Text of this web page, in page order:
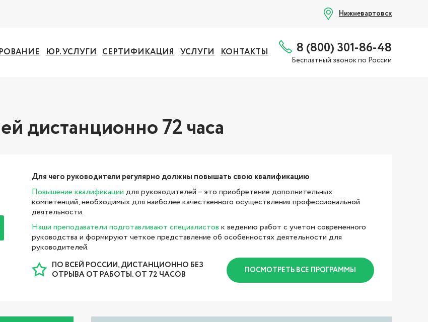
Нижневартовск
ЮР. УСЛУГИ СЕРТИФИКАЦИЯ УСЛУГИ КОНТАКТЫ 8 (800) 301-86-48
Бесплатный звонок по России
дистанционно 72 часа
Для чего руководители регулярно должны повышать свою квалификацию
Повышение квалификации для руководителей – это приобретение дополнительных
компетенций, необходимых для наиболее качественного осуществления профессиональной
деятельности.
Наши преподаватели подготавливают специалистов к ведению работ с учетом современного
руководства и формируют четкое представление об особенностях деятельности для
руководителей.
ПО ВСЕЙ РОССИИ, ДИСТАНЦИОННО БЕЗ
ОТРЫВА ОТ РАБОТЫ. ОТ 72 ЧАСОВ
ПОСМОТРЕТЬ ВСЕ ПРОГРАММЫ